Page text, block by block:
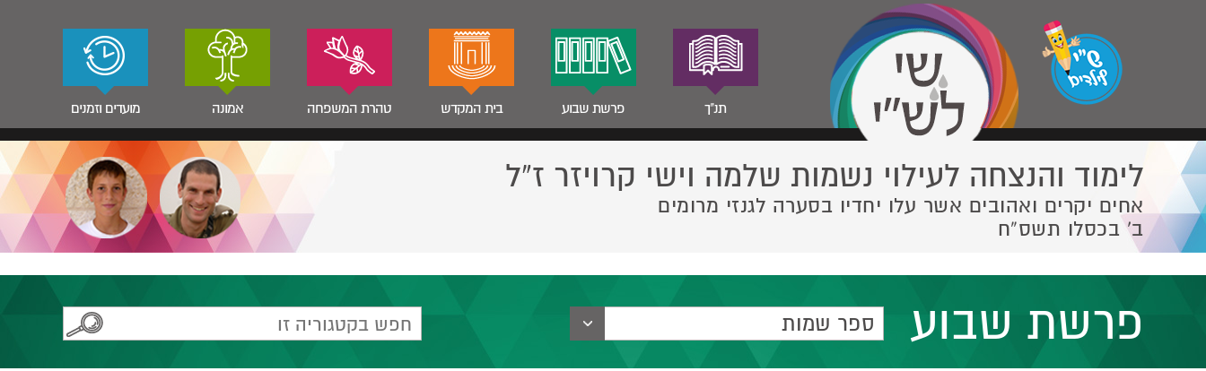
תנ"ך פרשת שבוע בית המקדש טהרת המשפחה אמונה מועדים וזמנים
לימוד והנצחה לעילוי נשמות שלמה וישי קרויזר ז”ל
אחים יקרים ואהובים אשר עלו יחדיו בסערה לגנזי מרומים
ב' בכסלו תשס”ח
פרשת שבוע ספר שמות